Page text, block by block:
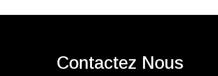
Contactez Nous